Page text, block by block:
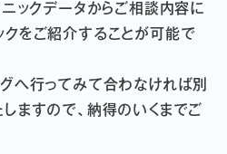
ックデータからご相談内容に
クをご紹介することが可能で
へ行ってみて合わなければ別
ますので、納得のいくまでご